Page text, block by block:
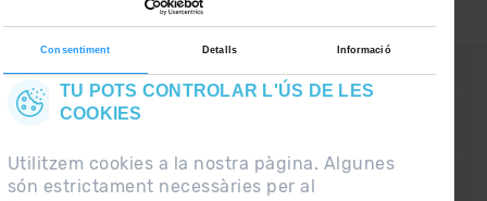
Consentiment Detalls Informació
TU POTS CONTROLAR L'ÚS DE LES
COOKIES
Utilitzem cookies a la nostra pàgina. Algunes
són estrictament necessàries per al
CONTACTE
NOTA LEGAL